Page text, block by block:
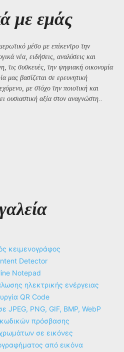
με εμάς
μέσο με επίκεντρο την
νέα, ειδήσεις, αναλύσεις και
τις συσκευές, την ψηφιακή οικονομία
μας βασίζεται σε ερευνητική
με στόχο την ποιοτική και
ουσιαστική αξία στον αναγνώστη..
κειμενογράφος
Detector
Notepad
ηλεκτρικής ενέργειας
QR Code
JPEG, PNG, GIF, BMP, WebP
κωδικών πρόσβασης
σε εικόνες
από εικόνα